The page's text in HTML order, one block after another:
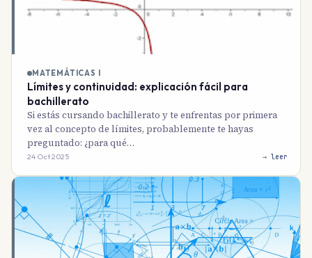
MATEMÁTICAS I
Límites y continuidad: explicación fácil para
bachillerato
Si estás cursando bachillerato y te enfrentas por primera
vez al concepto de límites, probablemente te hayas
preguntado: ¿para qué…
24 Oct 2025 → leer